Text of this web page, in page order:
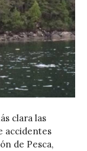
clara las
accidentes
de Pesca,